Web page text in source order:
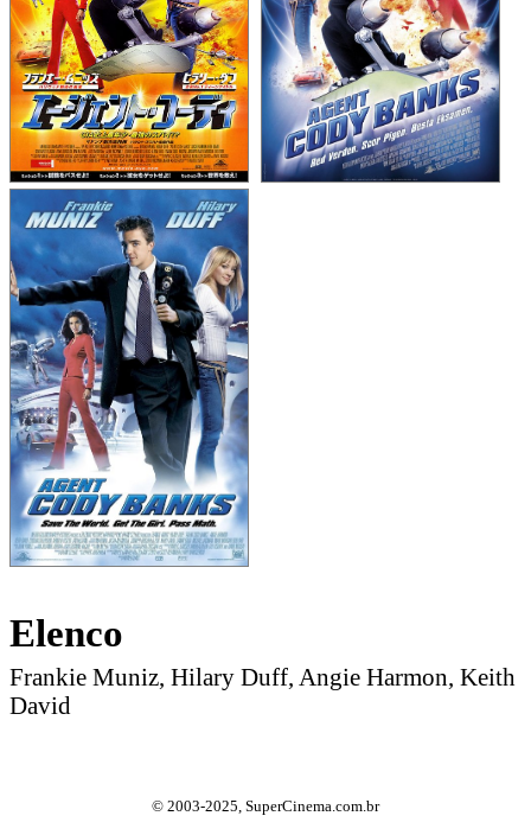
Elenco
Frankie Muniz, Hilary Duff, Angie Harmon, Keith
David
© 2003-2025, SuperCinema.com.br